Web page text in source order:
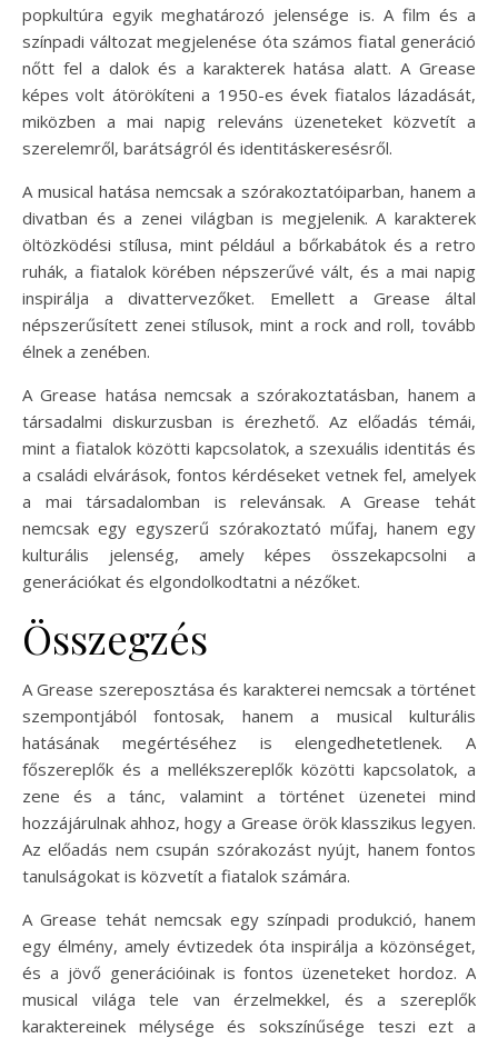
popkultúra egyik meghatározó jelensége is. A film és a
színpadi változat megjelenése óta számos fiatal generáció
nőtt fel a dalok és a karakterek hatása alatt. A Grease
képes volt átörökíteni a 1950-es évek fiatalos lázadását,
miközben a mai napig releváns üzeneteket közvetít a
szerelemről, barátságról és identitáskeresésről.
A musical hatása nemcsak a szórakoztatóiparban, hanem a
divatban és a zenei világban is megjelenik. A karakterek
öltözködési stílusa, mint például a bőrkabátok és a retro
ruhák, a fiatalok körében népszerűvé vált, és a mai napig
inspirálja a divattervezőket. Emellett a Grease által
népszerűsített zenei stílusok, mint a rock and roll, tovább
élnek a zenében.
A Grease hatása nemcsak a szórakoztatásban, hanem a
társadalmi diskurzusban is érezhető. Az előadás témái,
mint a fiatalok közötti kapcsolatok, a szexuális identitás és
a családi elvárások, fontos kérdéseket vetnek fel, amelyek
a mai társadalomban is relevánsak. A Grease tehát
nemcsak egy egyszerű szórakoztató műfaj, hanem egy
kulturális jelenség, amely képes összekapcsolni a
generációkat és elgondolkodtatni a nézőket.
Összegzés
A Grease szereposztása és karakterei nemcsak a történet
szempontjából fontosak, hanem a musical kulturális
hatásának megértéséhez is elengedhetetlenek. A
főszereplők és a mellékszereplők közötti kapcsolatok, a
zene és a tánc, valamint a történet üzenetei mind
hozzájárulnak ahhoz, hogy a Grease örök klasszikus legyen.
Az előadás nem csupán szórakozást nyújt, hanem fontos
tanulságokat is közvetít a fiatalok számára.
A Grease tehát nemcsak egy színpadi produkció, hanem
egy élmény, amely évtizedek óta inspirálja a közönséget,
és a jövő generációinak is fontos üzeneteket hordoz. A
musical világa tele van érzelmekkel, és a szereplők
karaktereinek mélysége és sokszínűsége teszi ezt a